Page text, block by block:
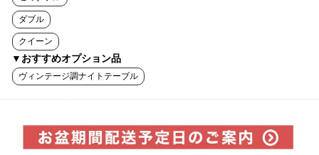
ダブル
クイーン
▼おすすめオプション品
ヴィンテージ調ナイトテーブル